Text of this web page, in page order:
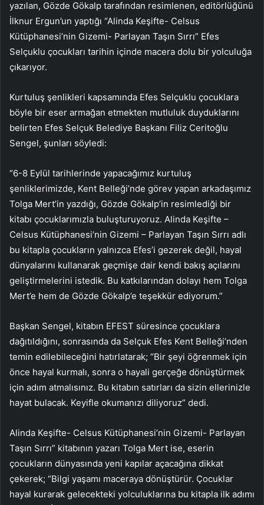
yazılan, Gözde Gökalp tarafından resimlenen, editörlüğünü
İlknur Ergun’un yaptığı “Alinda Keşifte- Celsus
Kütüphanesi’nin Gizemi- Parlayan Taşın Sırrı” Efes
Selçuklu çocukları tarihin içinde macera dolu bir yolculuğa
çıkarıyor.
Kurtuluş şenlikleri kapsamında Efes Selçuklu çocuklara
böyle bir eser armağan etmekten mutluluk duyduklarını
belirten Efes Selçuk Belediye Başkanı Filiz Ceritoğlu
Sengel, şunları söyledi:
“6-8 Eylül tarihlerinde yapacağımız kurtuluş
şenliklerimizde, Kent Belleği’nde görev yapan arkadaşımız
Tolga Mert’in yazdığı, Gözde Gökalp’in resimlediği bir
kitabı çocuklarımızla buluşturuyoruz. Alinda Keşifte –
Celsus Kütüphanesi’nin Gizemi – Parlayan Taşın Sırrı adlı
bu kitapla çocukların yalnızca Efes’i gezerek değil, hayal
dünyalarını kullanarak geçmişe dair kendi bakış açılarını
geliştirmelerini istedik. Bu katkılarından dolayı hem Tolga
Mert’e hem de Gözde Gökalp’e teşekkür ediyorum.”
Başkan Sengel, kitabın EFEST süresince çocuklara
dağıtıldığını, sonrasında da Selçuk Efes Kent Belleği’nden
temin edilebileceğini hatırlatarak; “Bir şeyi öğrenmek için
önce hayal kurmalı, sonra o hayali gerçeğe dönüştürmek
için adım atmalısınız. Bu kitabın satırları da sizin ellerinizle
hayat bulacak. Keyifle okumanızı diliyoruz” dedi.
Alinda Keşifte- Celsus Kütüphanesi’nin Gizemi- Parlayan
Taşın Sırrı” kitabının yazarı Tolga Mert ise, eserin
çocukların dünyasında yeni kapılar açacağına dikkat
çekerek; “Bilgi yaşamı maceraya dönüştürür. Çocuklar
hayal kurarak gelecekteki yolculuklarına bu kitapla ilk adımı